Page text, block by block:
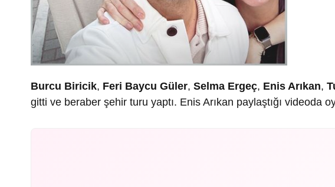
Burcu Biricik, Feri Baycu Güler, Selma Ergeç, Enis Arıkan,
gitti ve beraber şehir turu yaptı. Enis Arıkan paylaştığı videoda